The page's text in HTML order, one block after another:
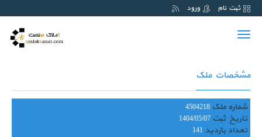
ثبت نام ورود
Toggle
مشخصات ملک
شماره ملک 4504218
تاریخ ثبت 1404/05/07
تعداد بازدید 141